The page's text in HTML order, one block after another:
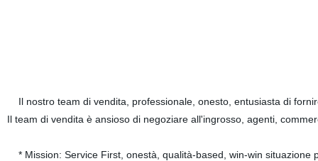
Il nostro team di vendita, professionale, onesto, entusiasta di
Il team di vendita è ansioso di negoziare all'ingrosso, agenti,
* Mission: Service First, onestà, qualità-based, win-win situazione